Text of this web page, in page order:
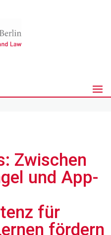
Zwischen
und App-
für
fördern